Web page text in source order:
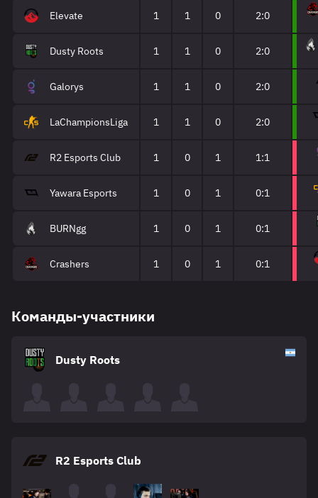
Elevate 1 1 0 2:0
Dusty Roots 1 1 0 2:0
Galorys 1 1 0 2:0
LaChampionsLiga 1 1 0 2:0
R2 Esports Club 1 0 1 1:1
Yawara Esports 1 0 1 0:1
BURNgg 1 0 1 0:1
Crashers 1 0 1 0:1
Команды-участники
Dusty Roots
R2 Esports Club